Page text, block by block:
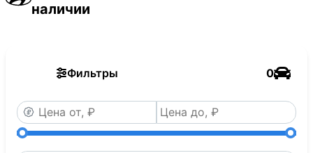
наличии
Фильтры 0